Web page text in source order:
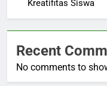
Kreatifitas Siswa
Recent
No comments to